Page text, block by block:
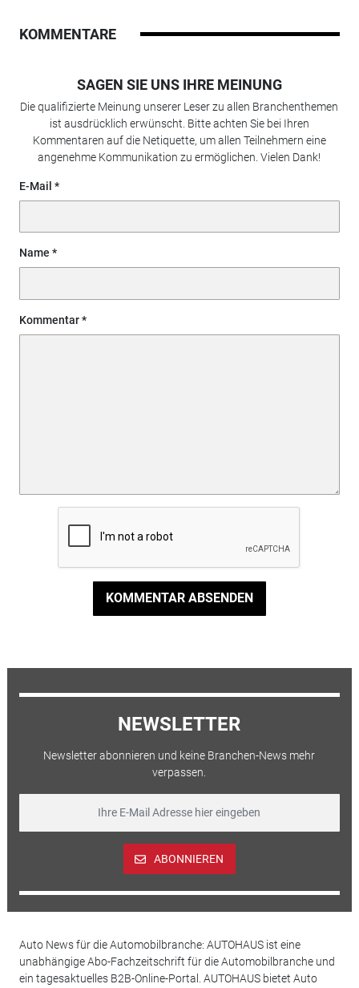
KOMMENTARE
SAGEN SIE UNS IHRE MEINUNG
Die qualifizierte Meinung unserer Leser zu allen Branchenthemen
ist ausdrücklich erwünscht. Bitte achten Sie bei Ihren
Kommentaren auf die Netiquette, um allen Teilnehmern eine
angenehme Kommunikation zu ermöglichen. Vielen Dank!
E-Mail
Name
Kommentar
KOMMENTAR ABSENDEN
NEWSLETTER
Newsletter abonnieren und keine Branchen-News mehr
verpassen.
ABONNIEREN
Auto News für die Automobilbranche: AUTOHAUS ist eine
unabhängige Abo-Fachzeitschrift für die Automobilbranche und
ein tagesaktuelles B2B-Online-Portal. AUTOHAUS bietet Auto